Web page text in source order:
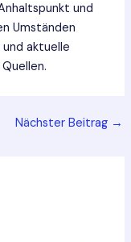
und
Umständen
aktuelle
Nächster Beitrag →